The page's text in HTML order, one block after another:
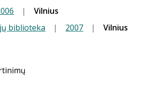
|
Vilnius
biblioteka
| 2007 | Vilnius